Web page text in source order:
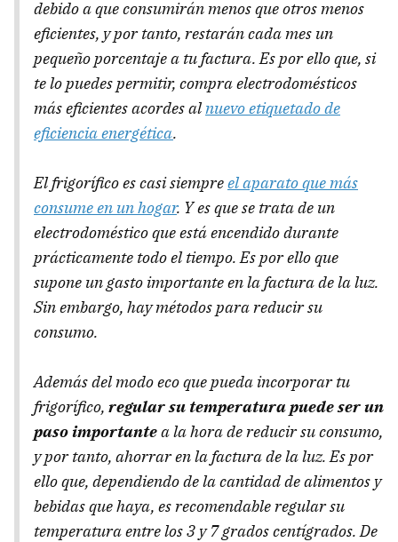
debido a que consumirán menos que otros menos
eficientes, y por tanto, restarán cada mes un
pequeño porcentaje a tu factura. Es por ello que, si
te lo puedes permitir, compra electrodomésticos
más eficientes acordes alnuevo etiquetado de
eficiencia energética.
El frigorífico es casi siempreel aparato que más
consume en un hogar. Y es que se trata de un
electrodoméstico que está encendido durante
prácticamente todo el tiempo. Es por ello que
supone un gasto importante en la factura de la luz.
Sin embargo, hay métodos para reducir su
consumo.
Además del modo eco que pueda incorporar tu
frigorífico, regular su temperatura puede ser un
paso importantea la hora de reducir su consumo,
y por tanto, ahorrar en la factura de la luz. Es por
ello que, dependiendo de la cantidad de alimentos y
bebidas que haya, es recomendable regular su
temperatura entre los 3 y 7 grados centígrados. De